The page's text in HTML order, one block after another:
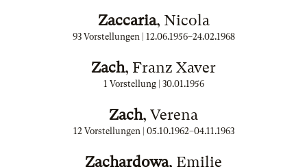
Zaccaria, Nicola
93 Vorstellungen | 12.06.1956–24.02.1968
Zach, Franz Xaver
1 Vorstellung | 30.01.1956
Zach, Verena
12 Vorstellungen | 05.10.1962–04.11.1963
Zachardowa, Emilie